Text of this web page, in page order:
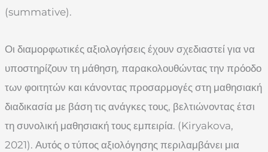
(summative).
Οι διαμορφωτικές αξιολογήσεις έχουν σχεδιαστεί για να
υποστηρίζουν τη μάθηση, παρακολουθώντας την πρόοδο
των φοιτητών και κάνοντας προσαρμογές στη μαθησιακή
διαδικασία με βάση τις ανάγκες τους, βελτιώνοντας έτσι
τη συνολική μαθησιακή τους εμπειρία. (Kiryakova,
2021). Αυτός ο τύπος αξιολόγησης περιλαμβάνει μια